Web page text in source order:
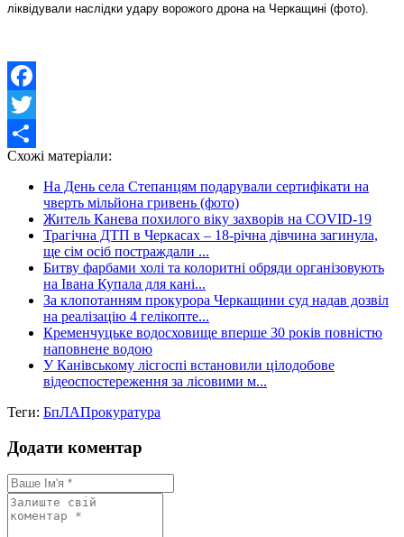
ліквідували наслідки удару ворожого дрона на Черкащині (фото).
Facebook
Twitter
Share
Схожі матеріали:
На День села Степанцям подарували сертифікати на
чверть мільйона гривень (фото)
Житель Канева похилого віку захворів на COVID-19
Трагічна ДТП в Черкасах – 18-річна дівчина загинула,
ще сім осіб постраждали ...
Битву фарбами холі та колоритні обряди організовують
на Івана Купала для кані...
За клопотанням прокурора Черкащини суд надав дозвіл
на реалізацію 4 гелікопте...
Кременчуцьке водосховище вперше 30 років повністю
наповнене водою
У Канівському лісгоспі встановили цілодобове
відеоспостереження за лісовими м...
Теги: БпЛАПрокуратура
Додати коментар